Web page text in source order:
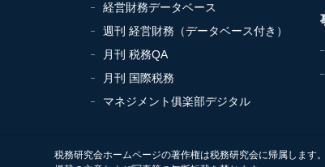
経営財務データベース
週刊 経営財務（データベース付き）
月刊 税務QA
月刊 国際税務
マネジメント俱楽部デジタル
税務研究会ホームページの著作権は税務研究会に帰属します。